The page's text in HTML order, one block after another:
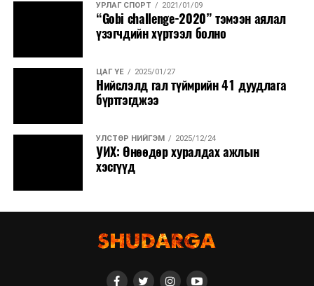
УРЛАГ СПОРТ 2021/01/09
“Gobi challenge-2020” тэмээн аялал
үзэгчдийн хүртээл болно
ЦАГ ҮЕ 2025/01/27
Нийслэлд гал түймрийн 41 дуудлага
бүртгэгджээ
УЛСТӨР НИЙГЭМ 2025/12/24
УИХ: Өнөөдөр хуралдах ажлын
хэсгүүд